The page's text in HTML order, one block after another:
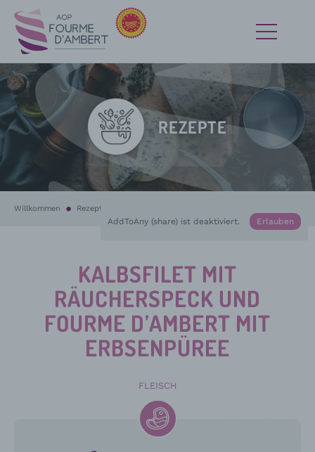
REZEPTE
Willkommen Rezepte
AddToAny (share) ist deaktiviert. Erlauben
KALBSFILET MIT
RÄUCHERSPECK UND
FOURME D’AMBERT MIT
ERBSENPÜREE
FLEISCH